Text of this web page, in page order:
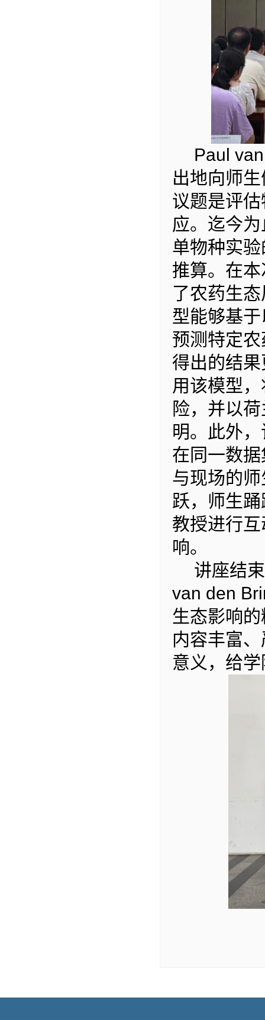
Paul v
出地向师
议题是评
应。迄今
单物种实
推算。在
了农药生
型能够基
预测特定
得出的结
用该模型
险，并以
明。此外
在同一数
与现场的
跃，师生
教授进行
响。
讲座结
van den
生态影响
内容丰富
意义，给